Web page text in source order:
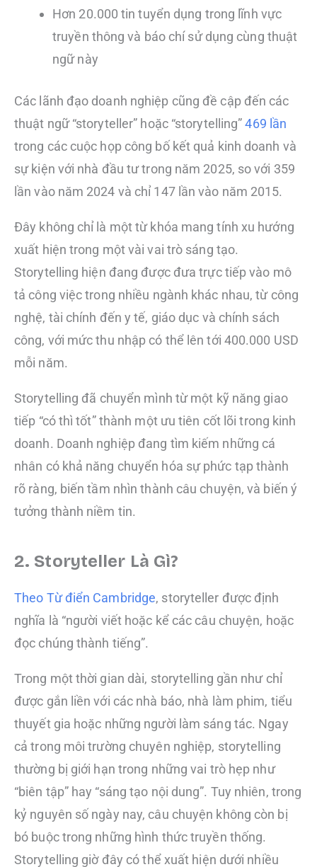
Hơn 20.000 tin tuyển dụng trong lĩnh vực
truyền thông và báo chí sử dụng cùng thuật
ngữ này
Các lãnh đạo doanh nghiệp cũng đề cập đến các
thuật ngữ “storyteller” hoặc “storytelling”469 lần
trong các cuộc họp công bố kết quả kinh doanh và
sự kiện với nhà đầu tư trong năm 2025, so với 359
lần vào năm 2024 và chỉ 147 lần vào năm 2015.
Đây không chỉ là một từ khóa mang tính xu hướng
xuất hiện trong một vài vai trò sáng tạo.
Storytelling hiện đang được đưa trực tiếp vào mô
tả công việc trong nhiều ngành khác nhau, từ công
nghệ, tài chính đến y tế, giáo dục và chính sách
công, với mức thu nhập có thể lên tới 400.000 USD
mỗi năm.
Storytelling đã chuyển mình từ một kỹ năng giao
tiếp “có thì tốt” thành một ưu tiên cốt lõi trong kinh
doanh. Doanh nghiệp đang tìm kiếm những cá
nhân có khả năng chuyển hóa sự phức tạp thành
rõ ràng, biến tầm nhìn thành câu chuyện, và biến ý
tưởng thành niềm tin.
2. Storyteller Là Gì?
Theo Từ điển Cambridge, storyteller được định
nghĩa là “người viết hoặc kể các câu chuyện, hoặc
đọc chúng thành tiếng”.
Trong một thời gian dài, storytelling gần như chỉ
được gắn liền với các nhà báo, nhà làm phim, tiểu
thuyết gia hoặc những người làm sáng tác. Ngay
cả trong môi trường chuyên nghiệp, storytelling
thường bị giới hạn trong những vai trò hẹp như
“biên tập” hay “sáng tạo nội dung”. Tuy nhiên, trong
kỷ nguyên số ngày nay, câu chuyện không còn bị
bó buộc trong những hình thức truyền thống.
Storytelling giờ đây có thể xuất hiện dưới nhiều